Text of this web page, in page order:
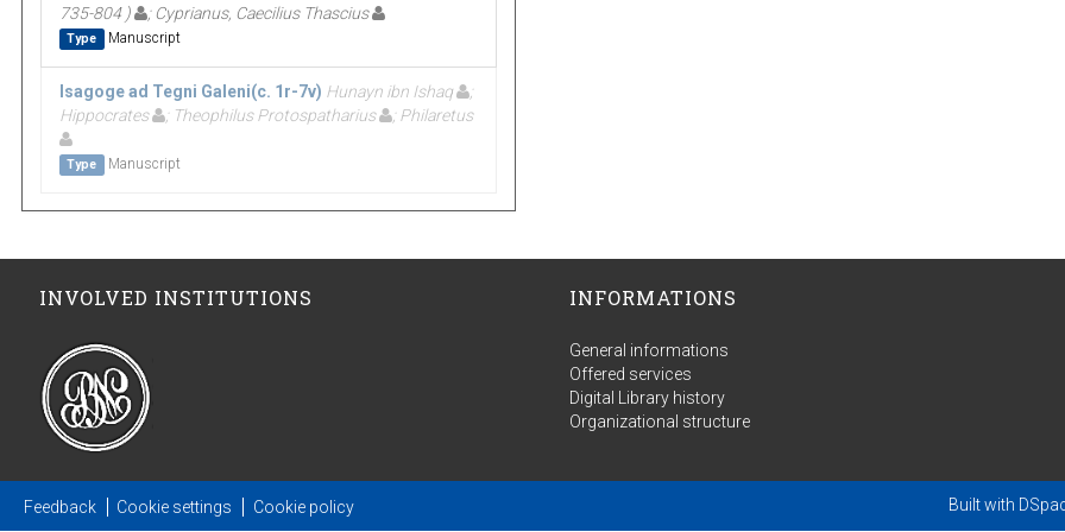
735-804 )
; Cyprianus, Caecilius Thascius
Type Manuscript
Isagoge ad Tegni Galeni(c. 1r-7v) Hunayn ibn Ishaq
;
Hippocrates
; Theophilus Protospatharius ; Philaretus
Type Manuscript
INVOLVED INSTITUTIONS INFORMATIONS
General informations
Offered services
Digital Library history
Organizational structure
Feedback Cookie settings Cookie policy Built with